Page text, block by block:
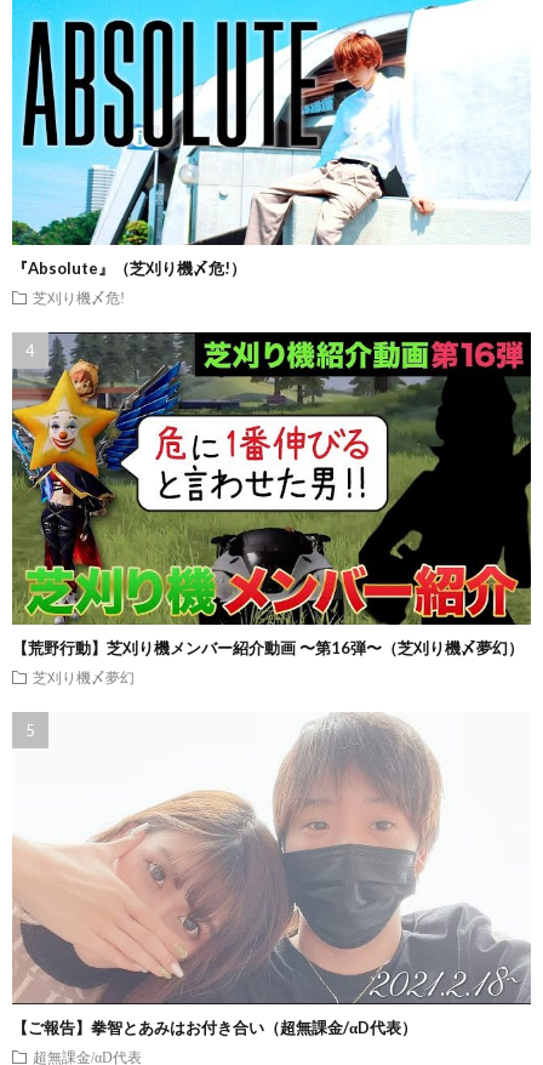
『Absolute』（芝刈り機〆危!）
芝刈り機〆危!
【荒野行動】芝刈り機メンバー紹介動画 〜第16弾〜（芝刈り機〆夢幻）
芝刈り機〆夢幻
【ご報告】拳智とあみはお付き合い（超無課金/αD代表）
超無課金/αD代表